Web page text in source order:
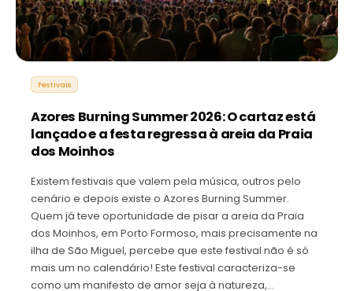
Festivais
Azores Burning Summer 2026: O cartaz está
lançado e a festa regressa à areia da Praia
dos Moinhos
Existem festivais que valem pela música, outros pelo
cenário e depois existe o Azores Burning Summer.
Quem já teve oportunidade de pisar a areia da Praia
dos Moinhos, em Porto Formoso, mais precisamente na
ilha de São Miguel, percebe que este festival não é só
mais um no calendário! Este festival caracteriza-se
como um manifesto de amor seja à natureza,…